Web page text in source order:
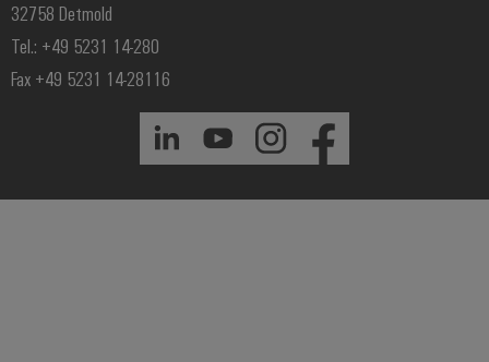
32758 Detmold
Tel.: +49 5231 14-280
Fax +49 5231 14-28116